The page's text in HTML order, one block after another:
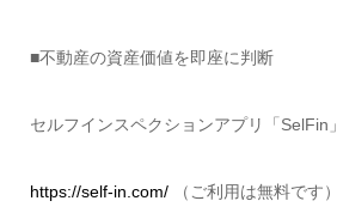
■不動産の資産価値を即座に判断
セルフインスペクションアプリ「SelFin」
https://self-in.com/（ご利用は無料です）